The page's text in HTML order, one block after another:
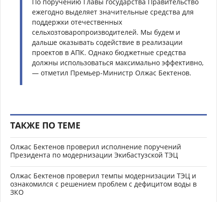
ежегодно выделяет значительные средства для
поддержки отечественных
сельхозтоваропроизводителей. Мы будем и
дальше оказывать содействие в реализации
проектов в АПК. Однако бюджетные средства
должны использоваться максимально эффективно,
— отметил Премьер-Министр Олжас Бектенов.
ТАКЖЕ ПО ТЕМЕ
Олжас Бектенов проверил исполнение поручений
Президента по модернизации Экибастузской ТЭЦ
Олжас Бектенов проверил темпы модернизации ТЭЦ и
ознакомился с решением проблем с дефицитом воды в
ЗКО